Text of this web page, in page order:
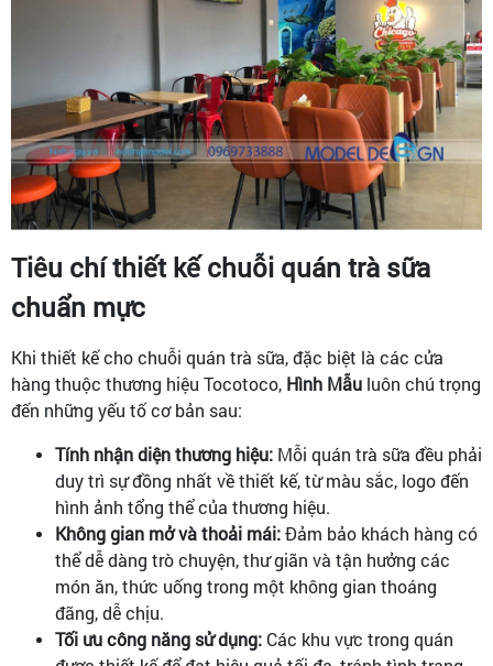
Tiêu chí thiết kế chuỗi quán trà sữa
chuẩn mực
Khi thiết kế cho chuỗi quán trà sữa, đặc biệt là các cửa
hàng thuộc thương hiệu Tocotoco, Hình Mẫu luôn chú trọng
đến những yếu tố cơ bản sau:
Tính nhận diện thương hiệu: Mỗi quán trà sữa đều phải
duy trì sự đồng nhất về thiết kế, từ màu sắc, logo đến
hình ảnh tổng thể của thương hiệu.
Không gian mở và thoải mái:Đảm bảo khách hàng có
thể dễ dàng trò chuyện, thư giãn và tận hưởng các
món ăn, thức uống trong một không gian thoáng
đãng, dễ chịu.
Tối ưu công năng sử dụng: Các khu vực trong quán